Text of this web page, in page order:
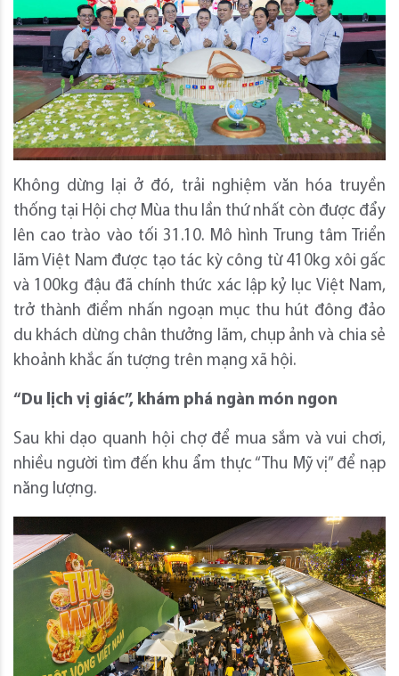
Không dừng lại ở đó, trải nghiệm văn hóa truyền
thống tại Hội chợ Mùa thu lần thứ nhất còn được đẩy
lên cao trào vào tối 31.10. Mô hình Trung tâm Triển
lãm Việt Nam được tạo tác kỳ công từ 410kg xôi gấc
và 100kg đậu đã chính thức xác lập kỷ lục Việt Nam,
trở thành điểm nhấn ngoạn mục thu hút đông đảo
du khách dừng chân thưởng lãm, chụp ảnh và chia sẻ
khoảnh khắc ấn tượng trên mạng xã hội.
“Du lịch vị giác”, khám phá ngàn món ngon
Sau khi dạo quanh hội chợ để mua sắm và vui chơi,
nhiều người tìm đến khu ẩm thực “Thu Mỹ vị” để nạp
năng lượng.